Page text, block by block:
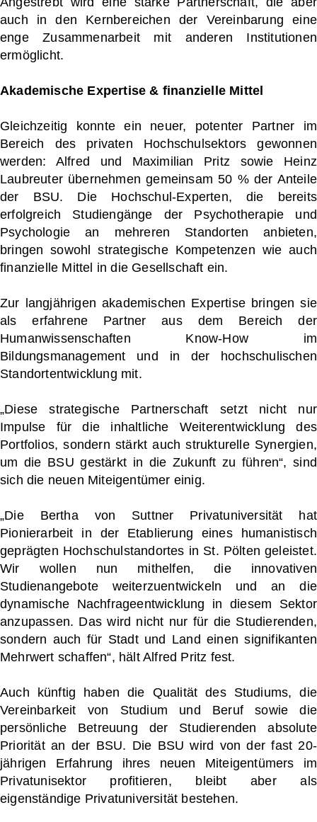
auch in den Kernbereichen der Vereinbarung eine
enge Zusammenarbeit mit anderen Institutionen
ermöglicht.
Akademische Expertise & finanzielle Mittel
Gleichzeitig konnte ein neuer, potenter Partner im
Bereich des privaten Hochschulsektors gewonnen
werden: Alfred und Maximilian Pritz sowie Heinz
Laubreuter übernehmen gemeinsam 50 % der Anteile
der BSU. Die Hochschul-Experten, die bereits
erfolgreich Studiengänge der Psychotherapie und
Psychologie an mehreren Standorten anbieten,
bringen sowohl strategische Kompetenzen wie auch
finanzielle Mittel in die Gesellschaft ein.
Zur langjährigen akademischen Expertise bringen sie
als erfahrene Partner aus dem Bereich der
Humanwissenschaften Know-How im
Bildungsmanagement und in der hochschulischen
Standortentwicklung mit.
„Diese strategische Partnerschaft setzt nicht nur
Impulse für die inhaltliche Weiterentwicklung des
Portfolios, sondern stärkt auch strukturelle Synergien,
um die BSU gestärkt in die Zukunft zu führen“, sind
sich die neuen Miteigentümer einig.
„Die Bertha von Suttner Privatuniversität hat
Pionierarbeit in der Etablierung eines humanistisch
geprägten Hochschulstandortes in St. Pölten geleistet.
Wir wollen nun mithelfen, die innovativen
Studienangebote weiterzuentwickeln und an die
dynamische Nachfrageentwicklung in diesem Sektor
anzupassen. Das wird nicht nur für die Studierenden,
sondern auch für Stadt und Land einen signifikanten
Mehrwert schaffen“, hält Alfred Pritz fest.
Auch künftig haben die Qualität des Studiums, die
Vereinbarkeit von Studium und Beruf sowie die
persönliche Betreuung der Studierenden absolute
Priorität an der BSU. Die BSU wird von der fast 20-
jährigen Erfahrung ihres neuen Miteigentümers im
Privatunisektor profitieren, bleibt aber als
eigenständige Privatuniversität bestehen.